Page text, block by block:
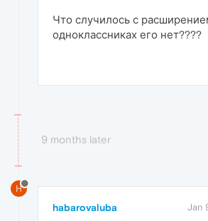
Что случилось с
одноклассниках его нет????
9 months later
H
habarovaluba Jan